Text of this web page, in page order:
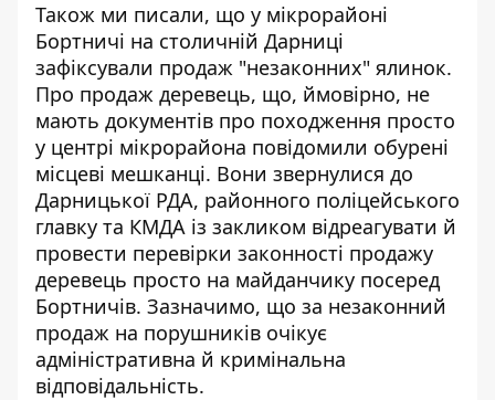
Також ми писали, що у мікрорайоні
Бортничі на столичній Дарниці
зафіксували продаж "незаконних" ялинок.
Про продаж деревець, що, ймовірно, не
мають документів про походження просто
у центрі мікрорайона повідомили обурені
місцеві мешканці. Вони звернулися до
Дарницької РДА, районного поліцейського
главку та КМДА із закликом відреагувати й
провести перевірки законності продажу
деревець просто на майданчику посеред
Бортничів. Зазначимо, що за незаконний
продаж на порушників очікує
адміністративна й кримінальна
відповідальність.